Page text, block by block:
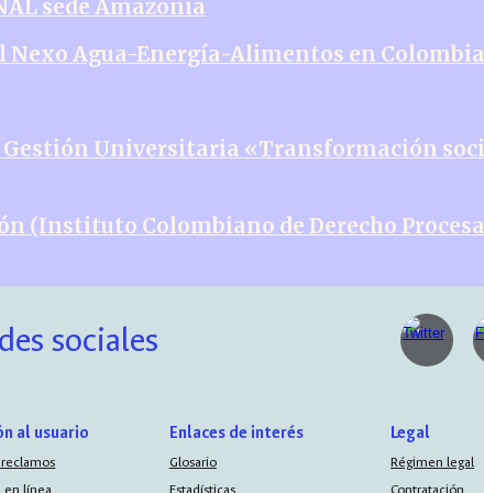
sede Amazonia
Agua-Energía-Alimentos en
Gestión Universitaria «Transformación
(Instituto Colombiano de Derecho
sociales
al usuario
en línea
Enlaces de interés
Glosario
Estadísticas
Legal
Régimen legal
Contratación